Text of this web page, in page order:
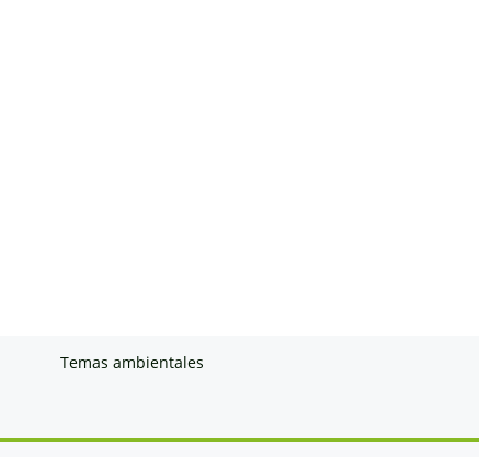
Temas ambientales